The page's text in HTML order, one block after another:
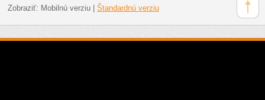
Zobraziť: Mobilnú verziu| Štandardnú verziu